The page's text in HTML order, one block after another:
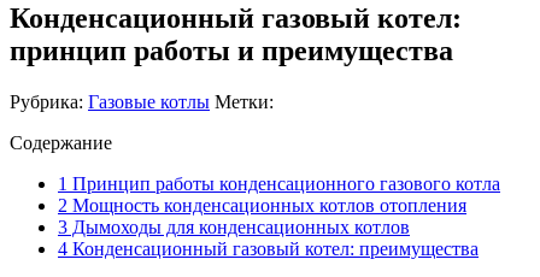
Конденсационный газовый котел:
принцип работы и преимущества
Рубрика: Газовые котлы Метки:
Содержание
1 Принцип работы конденсационного газового котла
2 Мощность конденсационных котлов отопления
3 Дымоходы для конденсационных котлов
4 Конденсационный газовый котел: преимущества